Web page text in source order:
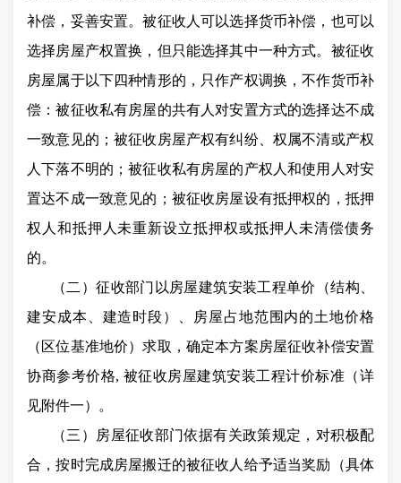
补偿，妥善安置。被征收人可以选择货币补偿，也可以
选择房屋产权置换，但只能选择其中一种方式。 被征收
房屋属于以下四种情形的，只作产权调换，不作货币补
偿：被征收私有房屋的共有人对安置方式的选择达不成
一致意见的；被征收房屋产权有纠纷、权属不清或产权
人下落不明的；被征收私有房屋的产权人和使用人对安
置达不成一致意见的；被征收房屋设有抵押权的，抵押
权人和抵押人未重新设立抵押权或抵押人未清偿债务
的。
（二）征收部门以房屋建筑安装工程单价（结构、
建安成本、建造时段）、房屋占地范围内的土地价格
（区位基准地价）求取，确定本方案房屋征收补偿安置
协商参考价格, 被征收房屋建筑安装工程计价标准（详
见附件一）。
（三）房屋征收部门依据有关政策规定，对积极配
合，按时完成房屋搬迁的被征收人给予适当奖励（具体